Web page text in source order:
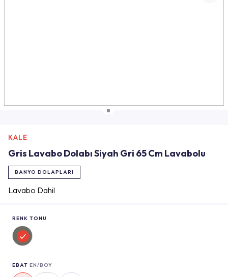
KALE
Gris Lavabo Dolabı Siyah Gri 65 Cm Lavabolu
BANYO DOLAPLARI
Lavabo Dahil
RENK TONU
EBAT EN/BOY